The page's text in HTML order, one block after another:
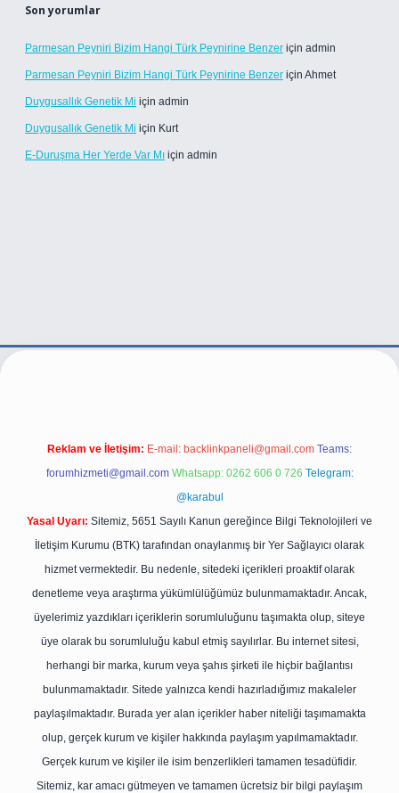
Son yorumlar
Parmesan Peyniri Bizim Hangi Türk Peynirine Benzer için admin
Parmesan Peyniri Bizim Hangi Türk Peynirine Benzer için Ahmet
Duygusallık Genetik Mi için admin
Duygusallık Genetik Mi için Kurt
E-Duruşma Her Yerde Var Mı için admin
Reklam ve İletişim: E-mail: backlinkpaneli@gmail.com Teams:
forumhizmeti@gmail.com Whatsapp: 0262 606 0 726 Telegram:
@karabul
Yasal Uyarı: Sitemiz, 5651 Sayılı Kanun gereğince Bilgi Teknolojileri ve
İletişim Kurumu (BTK) tarafından onaylanmış bir Yer Sağlayıcı olarak
hizmet vermektedir. Bu nedenle, sitedeki içerikleri proaktif olarak
denetleme veya araştırma yükümlülüğümüz bulunmamaktadır. Ancak,
üyelerimiz yazdıkları içeriklerin sorumluluğunu taşımakta olup, siteye
üye olarak bu sorumluluğu kabul etmiş sayılırlar. Bu internet sitesi,
herhangi bir marka, kurum veya şahıs şirketi ile hiçbir bağlantısı
bulunmamaktadır. Sitede yalnızca kendi hazırladığımız makaleler
paylaşılmaktadır. Burada yer alan içerikler haber niteliği taşımamakta
olup, gerçek kurum ve kişiler hakkında paylaşım yapılmamaktadır.
Gerçek kurum ve kişiler ile isim benzerlikleri tamamen tesadüfidir.
Sitemiz, kar amacı gütmeyen ve tamamen ücretsiz bir bilgi paylaşım